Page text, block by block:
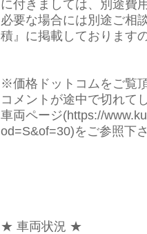
に付きましては、別途費
必要な場合には別途ご相
積』に掲載しております
※価格ドットコムをご覧
コメントが途中で切れて
車両ページ(https://
od=S&of=30)をご参照下
★ 車両状況 ★